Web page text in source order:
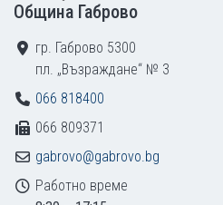
Община Габрово
гр. Габрово 5300
пл. „Възраждане“ № 3
066 818400
066 809371
gabrovo@gabrovo.bg
Работно време